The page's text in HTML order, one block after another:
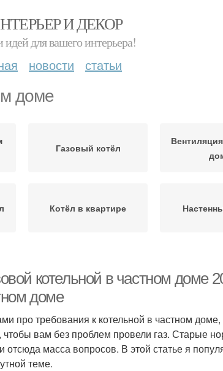
И ДЕКОР
идей для вашего интерьера!
новости статьи
доме
Газовый котёл
Котёл в квартире
котельной в частном доме
доме
про требования к котельной в частном
вам без проблем провели газ. Старые
отсюда масса вопросов. В этой статье я
теме.